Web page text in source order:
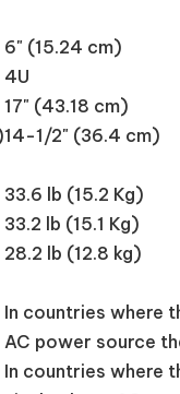
6" (15.24 cm)
4U
17" (43.18 cm)
14-1/2" (36.4 cm)
33.6 lb (15.2 Kg)
33.2 lb (15.1 Kg)
28.2 lb (12.8 kg)
In countries where
AC power source
In countries where